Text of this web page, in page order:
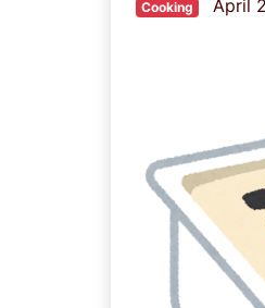
Cooking April